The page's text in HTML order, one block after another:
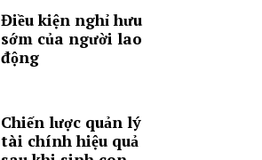
Điều kiện nghỉ hưu
sớm của người lao
động
Chiến lược quản lý
tài chính hiệu quả